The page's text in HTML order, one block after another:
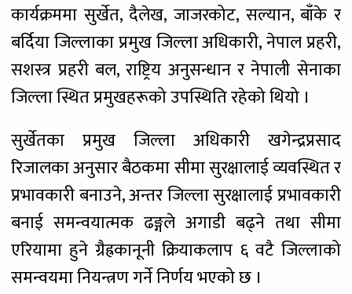
कार्यक्रममा सुर्खेत, दैलेख, जाजरकोट, सल्यान, बाँके र
बर्दिया जिल्लाका प्रमुख जिल्ला अधिकारी, नेपाल प्रहरी,
सशस्त्र प्रहरी बल, राष्ट्रिय अनुसन्धान र नेपाली सेनाका
जिल्ला स्थित प्रमुखहरूको उपस्थिति रहेको थियो ।
सुर्खेतका प्रमुख जिल्ला अधिकारी खगेन्द्रप्रसाद
रिजालका अनुसार बैठकमा सीमा सुरक्षालाई व्यवस्थित र
प्रभावकारी बनाउने, अन्तर जिल्ला सुरक्षालाई प्रभावकारी
बनाई समन्वयात्मक ढङ्गले अगाडी बढ्ने तथा सीमा
एरियामा हुने ग्रैह्रकानूनी क्रियाकलाप ६ वटै जिल्लाको
समन्वयमा नियन्त्रण गर्ने निर्णय भएको छ ।